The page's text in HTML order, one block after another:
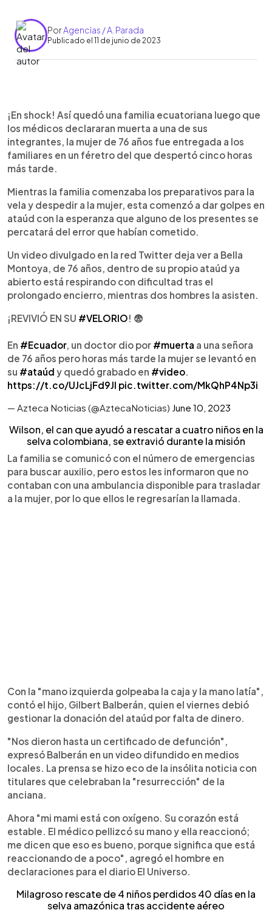
PorAgencias / A. Parada
Publicado el 11 de junio de 2023
Escuchar artículo
¡En shock! Así quedó una familia ecuatoriana luego que
los médicos declararan muerta a una de sus
integrantes, la mujer de 76 años fue entregada a los
familiares en un féretro del que despertó cinco horas
más tarde.
Mientras la familia comenzaba los preparativos para la
vela y despedir a la mujer, esta comenzó a dar golpes en
ataúd con la esperanza que alguno de los presentes se
percatará del error que habían cometido.
Un video divulgado en la red Twitter deja ver a Bella
Montoya, de 76 años, dentro de su propio ataúd ya
abierto está respirando con dificultad tras el
prolongado encierro, mientras dos hombres la asisten.
¡REVIVIÓ EN SU #VELORIO! 😨
En #Ecuador, un doctor dio por #muerta a una señora
de 76 años pero horas más tarde la mujer se levantó en
su #ataúd y quedó grabado en #video
https://t.co/UJcLjFd9JI pic.twitter.com/MkQhP4Np3i
— Azteca Noticias (@AztecaNoticias) June 10, 2023
Wilson, el can que ayudó a rescatar a cuatro niños en la
selva colombiana, se extravió durante la misión
La familia se comunicó con el número de emergencias
para buscar auxilio, pero estos les informaron que no
contaban con una ambulancia disponible para trasladar
a la mujer, por lo que ellos le regresarían la llamada.
Con la "mano izquierda golpeaba la caja y la mano latía",
contó el hijo, Gilbert Balberán, quien el viernes debió
gestionar la donación del ataúd por falta de dinero.
"Nos dieron hasta un certificado de defunción",
expresó Balberán en un video difundido en medios
locales. La prensa se hizo eco de la insólita noticia con
titulares que celebraban la "resurrección" de la
anciana.
Ahora "mi mami está con oxígeno. Su corazón está
estable. El médico pellizcó su mano y ella reaccionó;
me dicen que eso es bueno, porque significa que está
reaccionando de a poco", agregó el hombre en
declaraciones para el diario El Universo.
Milagroso rescate de 4 niños perdidos 40 días en la
selva amazónica tras accidente aéreo